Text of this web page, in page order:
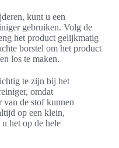
kunt u een
gebruiken. Volg de
het product gelijkmatig
borstel om het product
los te maken.
te zijn bij het
omdat
van de stof kunnen
op een klein,
het op de hele